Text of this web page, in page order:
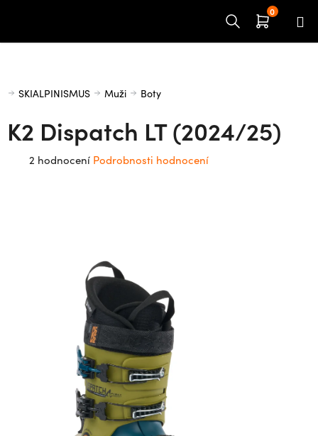
Domů
SKIALPINISMUS Muži Boty
K2 Dispatch LT (2024/25)
Průměrné
2 hodnocení Podrobnosti hodnocení